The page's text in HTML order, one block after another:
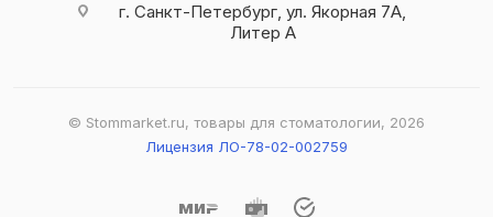
г. Cанкт-Петербург, ул. Якорная 7А,
Литер А
© Stommarket.ru, товары для стоматологии, 2026
Лицензия ЛО-78-02-002759